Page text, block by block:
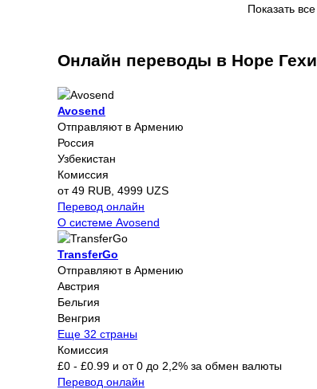
Показать все
Онлайн переводы в Норе Гехи
Avosend
Отправляют в Армению
Россия
Узбекистан
Комиссия
от 49 RUB, 4999 UZS
Перевод онлайн
О системе Avosend
TransferGo
Отправляют в Армению
Австрия
Бельгия
Венгрия
Еще 32 страны
Комиссия
£0 - £0.99 и от 0 до 2,2% за обмен валюты
Перевод онлайн